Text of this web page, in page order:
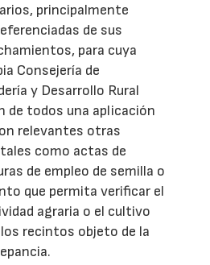
principalmente
de sus
para cuya
Consejería de
y Desarrollo Rural
de todos una aplicación
relevantes otras
como actas de
de empleo de semilla o
que permita verificar el
agraria o el cultivo
recintos objeto de la